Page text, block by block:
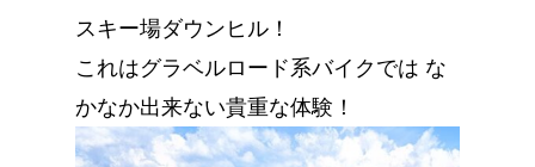
スキー場ダウンヒル！
これはグラベルロード系バイクでは な
かなか出来ない貴重な体験！